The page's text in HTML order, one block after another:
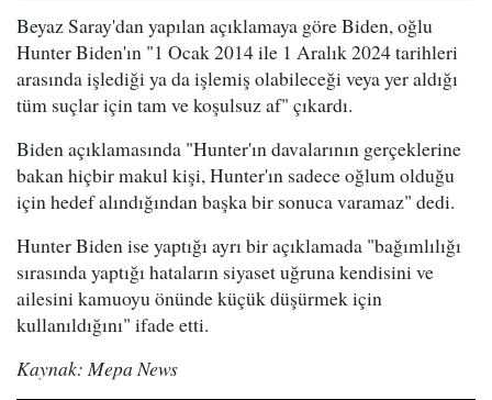
Beyaz Saray'dan yapılan açıklamaya göre Biden, oğlu
Hunter Biden'ın "1 Ocak 2014 ile 1 Aralık 2024 tarihleri
arasında işlediği ya da işlemiş olabileceği veya yer aldığı
tüm suçlar için tam ve koşulsuz af" çıkardı.
Biden açıklamasında "Hunter'ın davalarının gerçeklerine
bakan hiçbir makul kişi, Hunter'ın sadece oğlum olduğu
için hedef alındığından başka bir sonuca varamaz" dedi.
Hunter Biden ise yaptığı ayrı bir açıklamada "bağımlılığı
sırasında yaptığı hataların siyaset uğruna kendisini ve
ailesini kamuoyu önünde küçük düşürmek için
kullanıldığını" ifade etti.
Kaynak: Mepa News